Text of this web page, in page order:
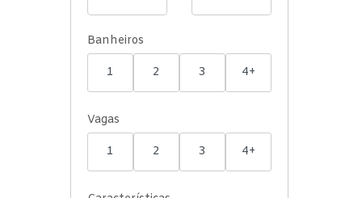
Banheiros
1 2 3 4+
Vagas
1 2 3 4+